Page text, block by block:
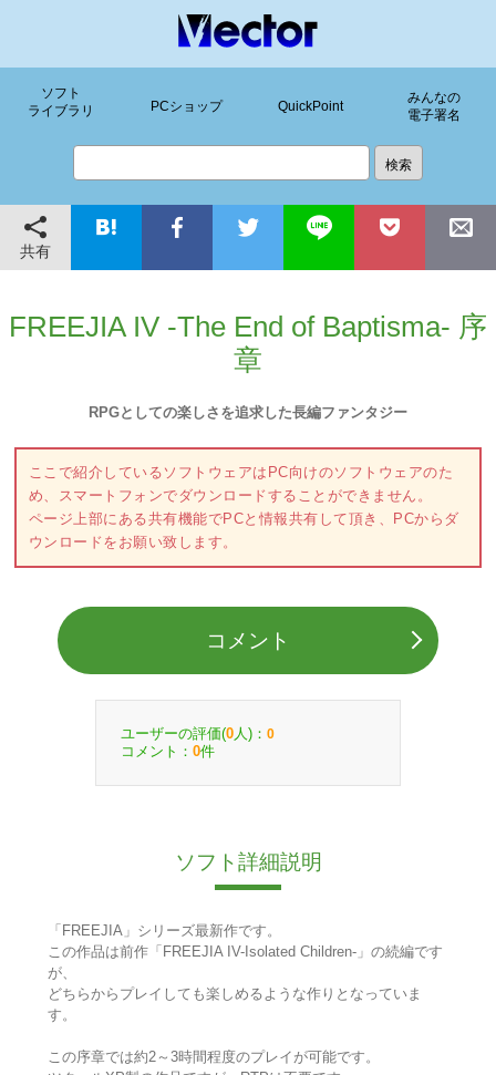
ソフト
ライブラリ
PCショップ QuickPoint
みんなの
電子署名
共有
FREEJIA IV -The End of Baptisma- 序
章
RPGとしての楽しさを追求した長編ファンタジー
ここで紹介しているソフトウェアはPC向けのソフトウェアのた
め、スマートフォンでダウンロードすることができません。
ページ上部にある共有機能でPCと情報共有して頂き、PCからダ
ウンロードをお願い致します。
コメント
ユーザーの評価(0 人)： 0
コメント： 0件
ソフト詳細説明
「FREEJIA」シリーズ最新作です。
この作品は前作「FREEJIA IV-Isolated Children-」の続編です
が、
どちらからプレイしても楽しめるような作りとなっていま
す。
この序章では約2～3時間程度のプレイが可能です。